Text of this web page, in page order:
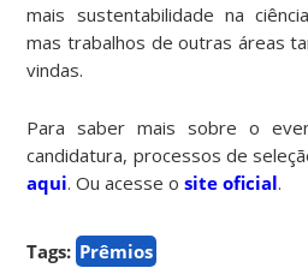
mais sustentabilidade na
mas trabalhos de outras áreas
vindas.
Para saber mais sobre o
candidatura, processos de
aqui. Ou acesse osite oficial.
Tags: Prêmios